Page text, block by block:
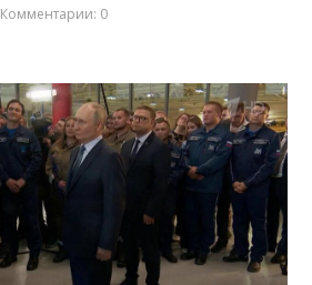
Комментарии: 0